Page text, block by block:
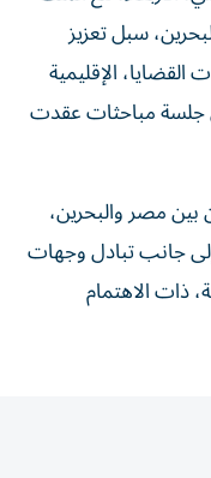
سبل تعزيز
القضايا، الإقليمية
جلسة مباحثات عقدت
بين مصر والبحرين،
جانب تبادل وجهات
ذات الاهتمام